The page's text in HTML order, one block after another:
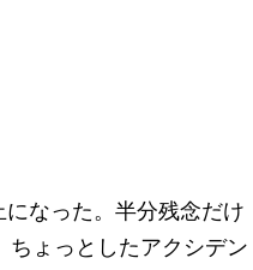
なった。半分残念だけ
ちょっとしたアクシデン